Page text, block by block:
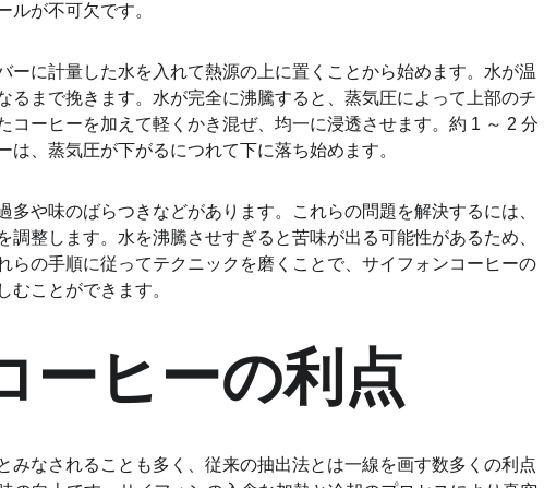
ルが不可欠です。
ーに計量した水を入れて熱源の上に置くことから始めます。水が温
るまで挽きます。水が完全に沸騰すると、蒸気圧によって上部のチ
コーヒーを加えて軽くかき混ぜ、均一に浸透させます。約 1 ～ 2 分
、蒸気圧が下がるにつれて下に落ち始めます。
や味のばらつきなどがあります。これらの問題を解決するには、
整します。水を沸騰させすぎると苦味が出る可能性があるため、
らの手順に従ってテクニックを磨くことで、サイフォンコーヒーの
むことができます。
ーヒーの利点
みなされることも多く、従来の抽出法とは一線を画す数多くの利点